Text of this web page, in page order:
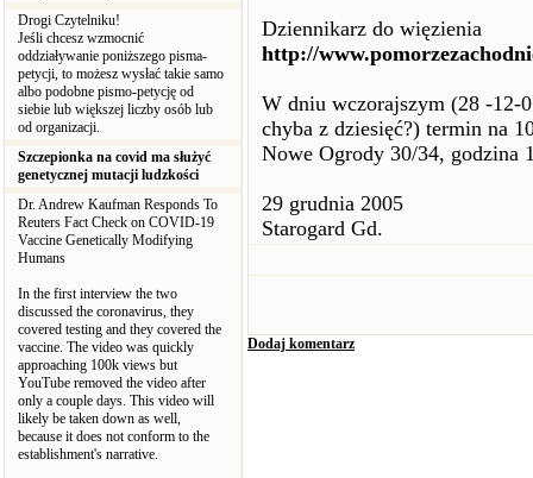
Drogi Czytelniku!
Jeśli chcesz wzmocnić
oddziaływanie poniższego pisma-
petycji, to możesz wysłać takie samo
albo podobne pismo-petycję od
siebie lub większej liczby osób lub
od organizacji.
Szczepionka na covid ma służyć
genetycznej mutacji ludzkości
Dr. Andrew Kaufman Responds To
Reuters Fact Check on COVID-19
Vaccine Genetically Modifying
Humans
In the first interview the two
discussed the coronavirus, they
covered testing and they covered the
vaccine. The video was quickly
approaching 100k views but
YouTube removed the video after
only a couple days. This video will
likely be taken down as well,
because it does not conform to the
establishment's narrative.
Dziennikarz do więzienia
http://
W dniu wczorajszym (28 -12-
chyba z dziesięć?) termin na
Nowe Ogrody 30/34, godzina
29 grudnia 2005
Starogard Gd.
Dodaj komentarz